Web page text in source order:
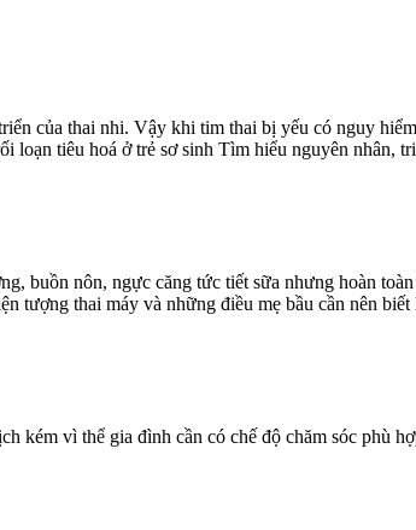
của thai nhi. Vậy khi tim thai bị yếu có nguy
loạn tiêu hoá ở trẻ sơ sinh Tìm hiểu nguyên nhân,
buồn nôn, ngực căng tức tiết sữa nhưng hoàn
tượng thai máy và những điều mẹ bầu cần nên
kém vì thể gia đình cần có chế độ chăm sóc phù